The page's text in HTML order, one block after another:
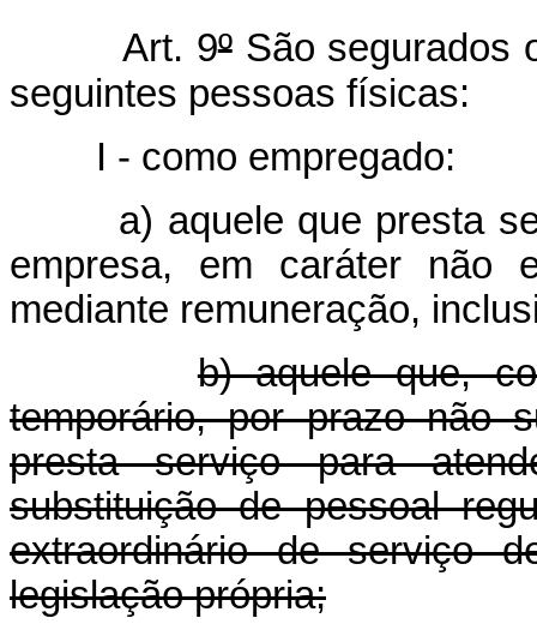
Art. 9ºSão segurados
seguintes pessoas físicas:
I - como empregado:
a) aquele que presta
empresa, em caráter não
mediante remuneração,
b) aquele que,
temporário, por prazo não
presta serviço para
substituição de pessoal
extraordinário de serviço
legislação própria;